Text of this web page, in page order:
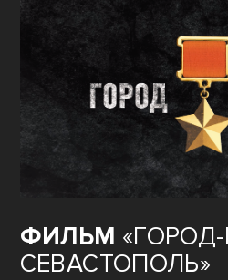
ФИЛЬМ
СЕВАСТОПОЛЬ»